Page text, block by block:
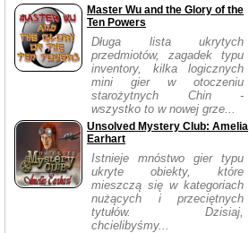
Master Wu and the Glory of the
Ten Powers
Długa lista ukrytych
przedmiotów, zagadek typu
inventory, kilka logicznych
mini gier w otoczeniu
starożytnych Chin -
wszystko to w nowej grze...
Unsolved Mystery Club: Amelia
Earhart
Istnieje mnóstwo gier typu
ukryte obiekty, które
mieszczą się w kategoriach
nużących i przeciętnych
tytułów. Dzisiaj,
chcielibyśmy...